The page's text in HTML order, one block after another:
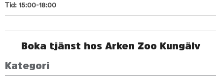
Tid: 15:00-18:00
Boka tjänst hos Arken Zoo Kungälv
Kategori